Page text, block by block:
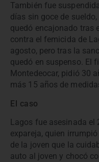
También fue
días sin goce de
quedó encajonado tras
contra el femicida de
agosto, pero tras la
quedó en suspenso. El
Montedeocar, pidió 30
más 15 años de
El caso
Lagos fue asesinada el
expareja, quien
de la joven que la
auto al joven y chocó